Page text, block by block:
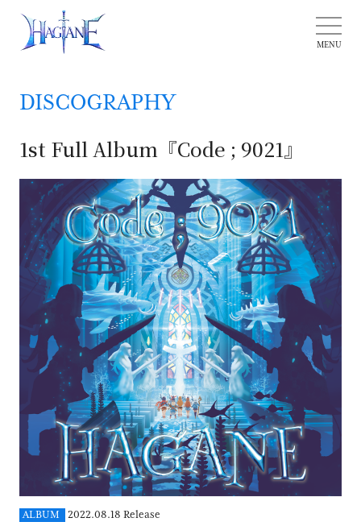
DISCOGRAPHY
1st Full Album『Code ; 9021』
ALBUM 2022.08.18 Release